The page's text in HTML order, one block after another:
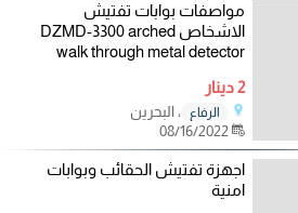
مواصفات بوابات تفتيش
الاشخاص DZMD-3300 arched
walk through metal detector
2 دينار
الرفاع
، البحرين
اجهزة تفتيش الحقائب وبوابات
امنية